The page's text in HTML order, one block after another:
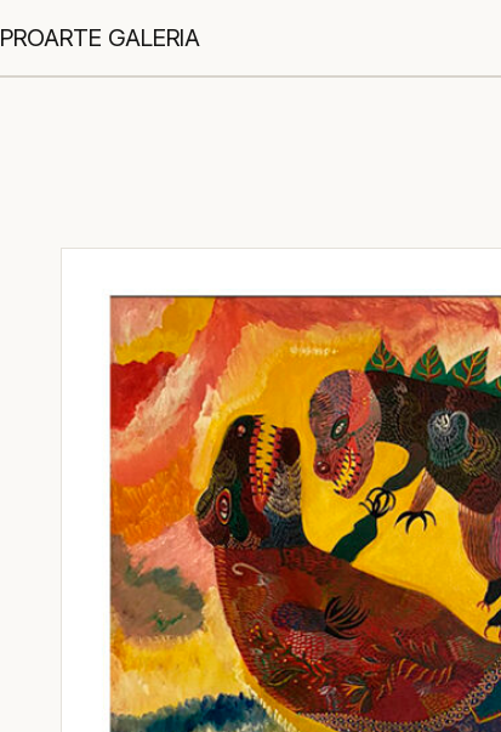
PROARTE GALERIA